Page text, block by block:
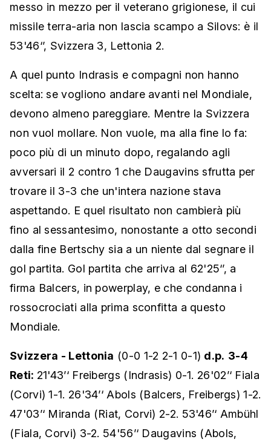
messo in mezzo per il veterano grigionese, il cui
missile terra-aria non lascia scampo a Silovs: è il
53'46‘’, Svizzera 3, Lettonia 2.
A quel punto Indrasis e compagni non hanno
scelta: se vogliono andare avanti nel Mondiale,
devono almeno pareggiare. Mentre la Svizzera
non vuol mollare. Non vuole, ma alla fine lo fa:
poco più di un minuto dopo, regalando agli
avversari il 2 contro 1 che Daugavins sfrutta per
trovare il 3-3 che un'intera nazione stava
aspettando. E quel risultato non cambierà più
fino al sessantesimo, nonostante a otto secondi
dalla fine Bertschy sia a un niente dal segnare il
gol partita. Gol partita che arriva al 62'25‘’, a
firma Balcers, in powerplay, e che condanna i
rossocrociati alla prima sconfitta a questo
Mondiale.
Svizzera - Lettonia (0-0 1-2 2-1 0-1) d.p. 3-4
Reti: 21'43’‘ Freibergs (Indrasis) 0-1. 26'02’‘ Fiala
(Corvi) 1-1. 26'34’‘ Abols (Balcers, Freibergs) 1-2.
47'03’‘ Miranda (Riat, Corvi) 2-2. 53'46’‘ Ambühl
(Fiala, Corvi) 3-2. 54'56’‘ Daugavins (Abols,